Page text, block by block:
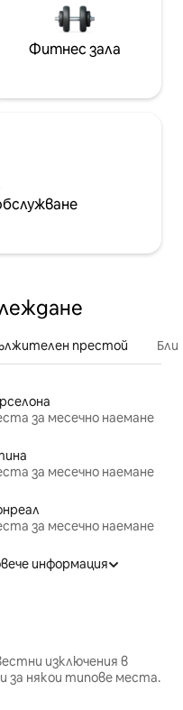
Фитнес зала
престой
за месечно наемане
за месечно наемане
за месечно наемане
информация
изключения в
за някои типове места.